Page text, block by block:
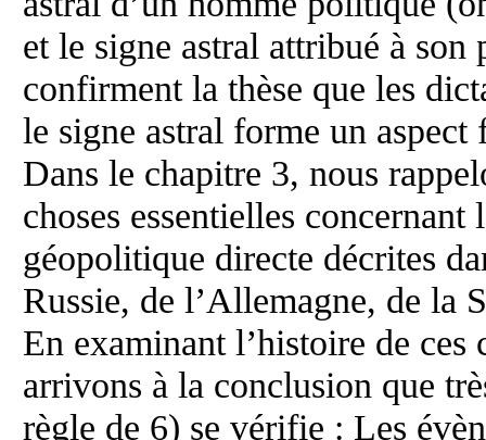
et le signe astral attribué à
confirment la thèse que les
le signe astral forme un
Dans le chapitre 3, nous
choses essentielles
géopolitique directe décrites
Russie, de l’Allemagne, de la
En examinant l’histoire de ces
arrivons à la conclusion que
règle de 6) se vérifie : Les